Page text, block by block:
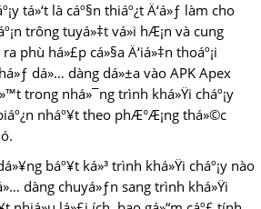
tá»‘t là cáº§n thiáº¿t Ä‘á»ƒ làm cho
trông tuyá»‡t vá»i hÆ¡n và cung
ra phù há»£p cá»§a Ä‘iá»‡n thoáº¡i
dá»… dàng dá»±a vào APK Apex
trong nhá»¯ng trình khá»Ÿi cháº¡y
nháº¥t theo phÆ°Æ¡ng thá»©c
báº¥t ká»³ trình khá»Ÿi cháº¡y nào
dàng chuyá»ƒn sang trình khá»Ÿi